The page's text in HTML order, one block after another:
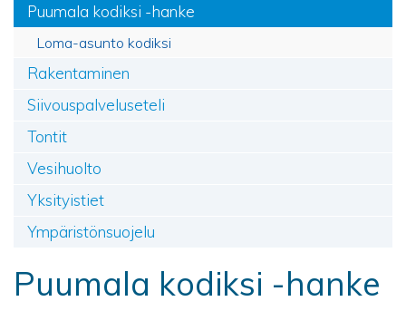
Puumala kodiksi -hanke
Loma-asunto kodiksi
Rakentaminen
Siivouspalveluseteli
Tontit
Vesihuolto
Yksityistiet
Ympäristönsuojelu
Puumala kodiksi -hanke